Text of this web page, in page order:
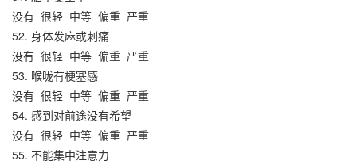
没有 很轻 中等 偏重 严重
52. 身体发麻或刺痛
没有 很轻 中等 偏重 严重
53. 喉咙有梗塞感
没有 很轻 中等 偏重 严重
54. 感到对前途没有希望
没有 很轻 中等 偏重 严重
55. 不能集中注意力